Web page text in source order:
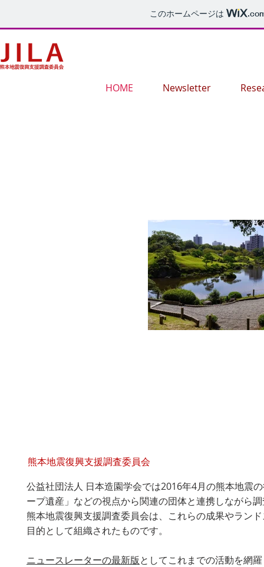
このホームページは
HOME Newsletter
熊本地震復興支援調査委員会
公益社団法人 日本造園学会では2016年4月の熊本地震
ープ遺産」などの視点から関連の団体と連携しながら
熊本地震復興支援調査委員会は、これらの成果やラン
目的として組織されたものです。
ニュースレーターの最新版としてこれまでの活動を網